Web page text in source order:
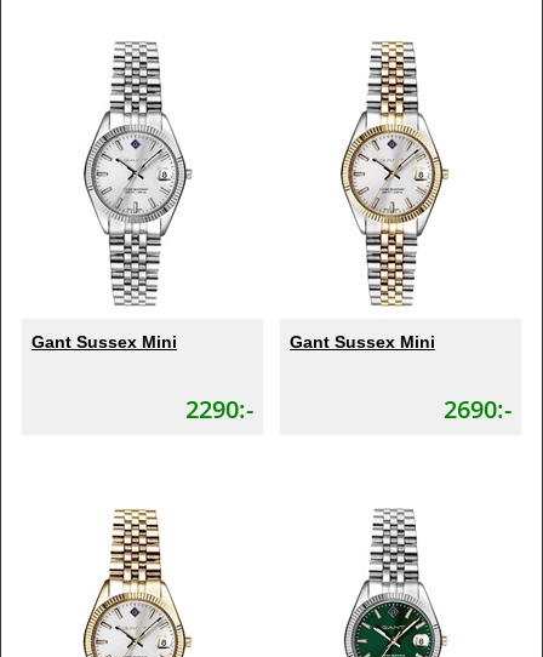
Gant Sussex Mini
2290:-
Gant Sussex Mini
2690:-